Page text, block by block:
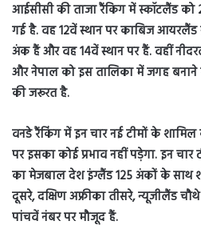
आईसीसी की ताजा रैंकिग में स्कॉटलैंड को
गई है. वह 12वें स्थान पर काबिज
अंक हैं और वह 14वें स्थान पर हैं. वहीं
और नेपाल को इस तालिका में जगह
की जरूरत है.
वनडे रैंकिंग में इन चार नई टीमों के
पर इसका कोई प्रभाव नहीं पड़ेगा. इन
का मेजबाल देश इंग्लैंड 125 अंकों के साथ
दूसरे, दक्षिण अफ्रीका तीसरे, न्यूजीलैंड
पांचवें नंबर पर मौजूद हैं.